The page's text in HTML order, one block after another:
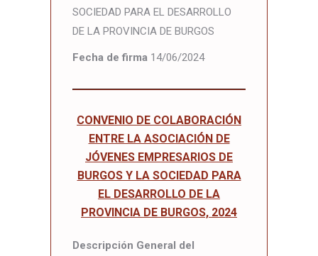
SOCIEDAD PARA EL DESARROLLO
DE LA PROVINCIA DE BURGOS
Fecha de firma 14/06/2024
CONVENIO DE COLABORACIÓN
ENTRE LA ASOCIACIÓN DE
JÓVENES EMPRESARIOS DE
BURGOS Y LA SOCIEDAD PARA
EL DESARROLLO DE LA
PROVINCIA DE BURGOS, 2024
Descripción General del